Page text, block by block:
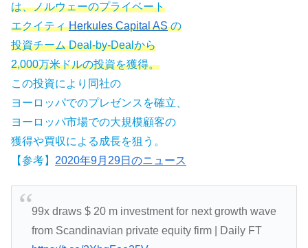
は、ノルウェーのプライベート
エクイティHerkules Capital ASの
投資チーム Deal-by-Dealから
2,000万米ドルの投資を獲得。
この投資により同社の
ヨーロッパでのプレゼンスを確立、
ヨーロッパ市場での大規模顧客の
獲得や買収による成長を狙う。
【参考】 2020年9月29日のニュース
99x draws $ 20 m investment for next growth wave
from Scandinavian private equity firm | Daily FT